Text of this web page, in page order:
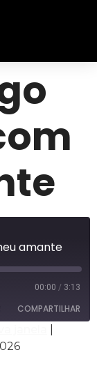
amante
00:00 / 3:13
COMPARTILHAR